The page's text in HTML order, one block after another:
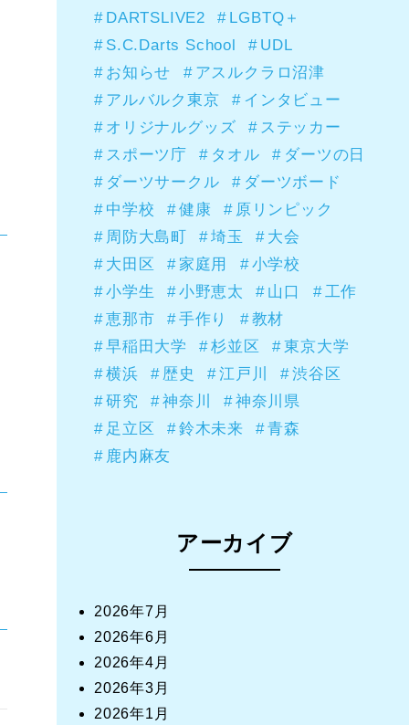
DARTSLIVE2
LGBTQ＋
S.C.Darts School
UDL
お知らせ
アスルクラロ沼津
アルバルク東京
インタビュー
オリジナルグッズ
ステッカー
スポーツ庁
タオル
ダーツの日
ダーツサークル
ダーツボード
中学校
健康
原リンピック
周防大島町
埼玉
大会
大田区
家庭用
小学校
小学生
小野恵太 山口
工作
恵那市
手作り
教材
早稲田大学
杉並区
東京大学
横浜
歴史 江戸川
渋谷区
研究
神奈川
神奈川県
足立区
鈴木未来
青森
鹿内麻友
アーカイブ
2026年7月
2026年6月
2026年4月
2026年3月
2026年1月